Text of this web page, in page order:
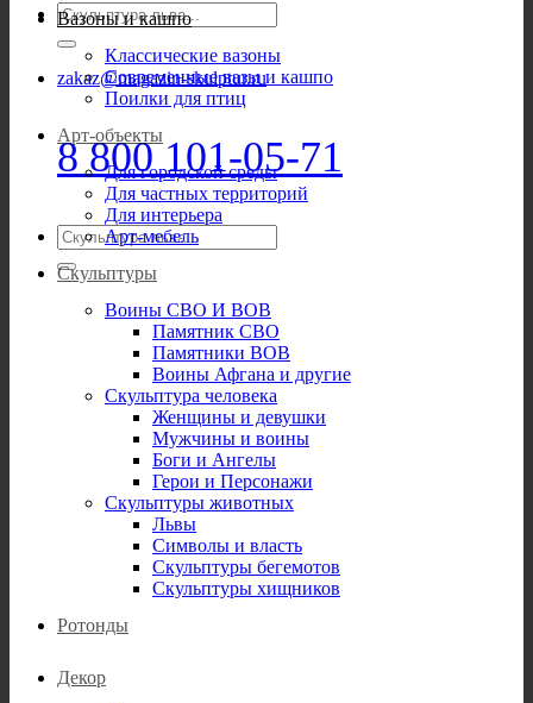
Искать:
zakaz@magazin-skulptur.ru
8 800 101-05-71
Искать:
Вазоны и кашпо
Классические вазоны
Современные вазы и кашпо
Поилки для птиц
Арт-объекты
Для городской среды
Для частных территорий
Для интерьера
Арт-мебель
Скульптуры
Воины СВО И ВОВ
Памятник СВО
Памятники ВОВ
Воины Афгана и другие
Скульптура человека
Женщины и девушки
Мужчины и воины
Боги и Ангелы
Герои и Персонажи
Скульптуры животных
Львы
Символы и власть
Скульптуры бегемотов
Скульптуры хищников
Ротонды
Декор